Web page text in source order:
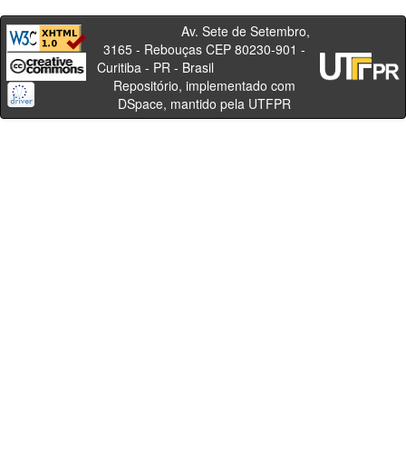
Av. Sete de Setembro,
3165 - Rebouças CEP 80230-901 -
Curitiba - PR - Brasil
Repositório, implementado com
DSpace, mantido pela UTFPR